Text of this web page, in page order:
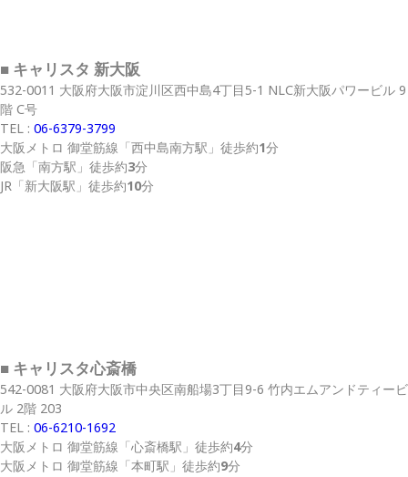
■ キャリスタ 新大阪
532-0011 大阪府大阪市淀川区西中島4丁目5-1 NLC新大阪パワービル 9
階 C号
TEL : 06-6379-3799
大阪メトロ 御堂筋線 「西中島南方駅」 徒歩約1分
阪急 「南方駅」 徒歩約3分
JR 「新大阪駅」 徒歩約10分
■ キャリスタ心斎橋
542-0081 大阪府大阪市中央区南船場3丁目9-6 竹内エムアンドティービ
ル 2階 203
TEL : 06-6210-1692
大阪メトロ 御堂筋線 「心斎橋駅」 徒歩約4分
大阪メトロ 御堂筋線 「本町駅」 徒歩約9分